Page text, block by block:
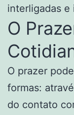
interligadas e
O
O prazer
formas:
do contato